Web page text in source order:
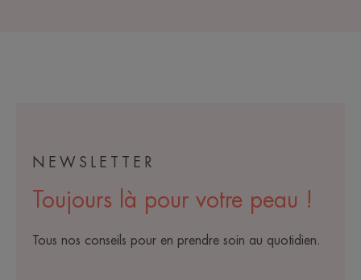
NEWSLETTER
Toujours là pour votre peau !
Tous nos conseils pour en prendre soin au quotidien.